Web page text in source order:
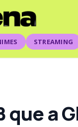
STREAMING
que a